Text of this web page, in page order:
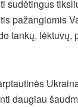
sudėtingus
pažangiomis
tankų,
daugiau